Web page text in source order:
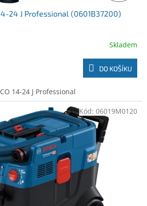
14-24 J Professional (0601B37200)
Skladem
DO KOŠÍKU
14-24 J Professional
Kód: 06019M0120